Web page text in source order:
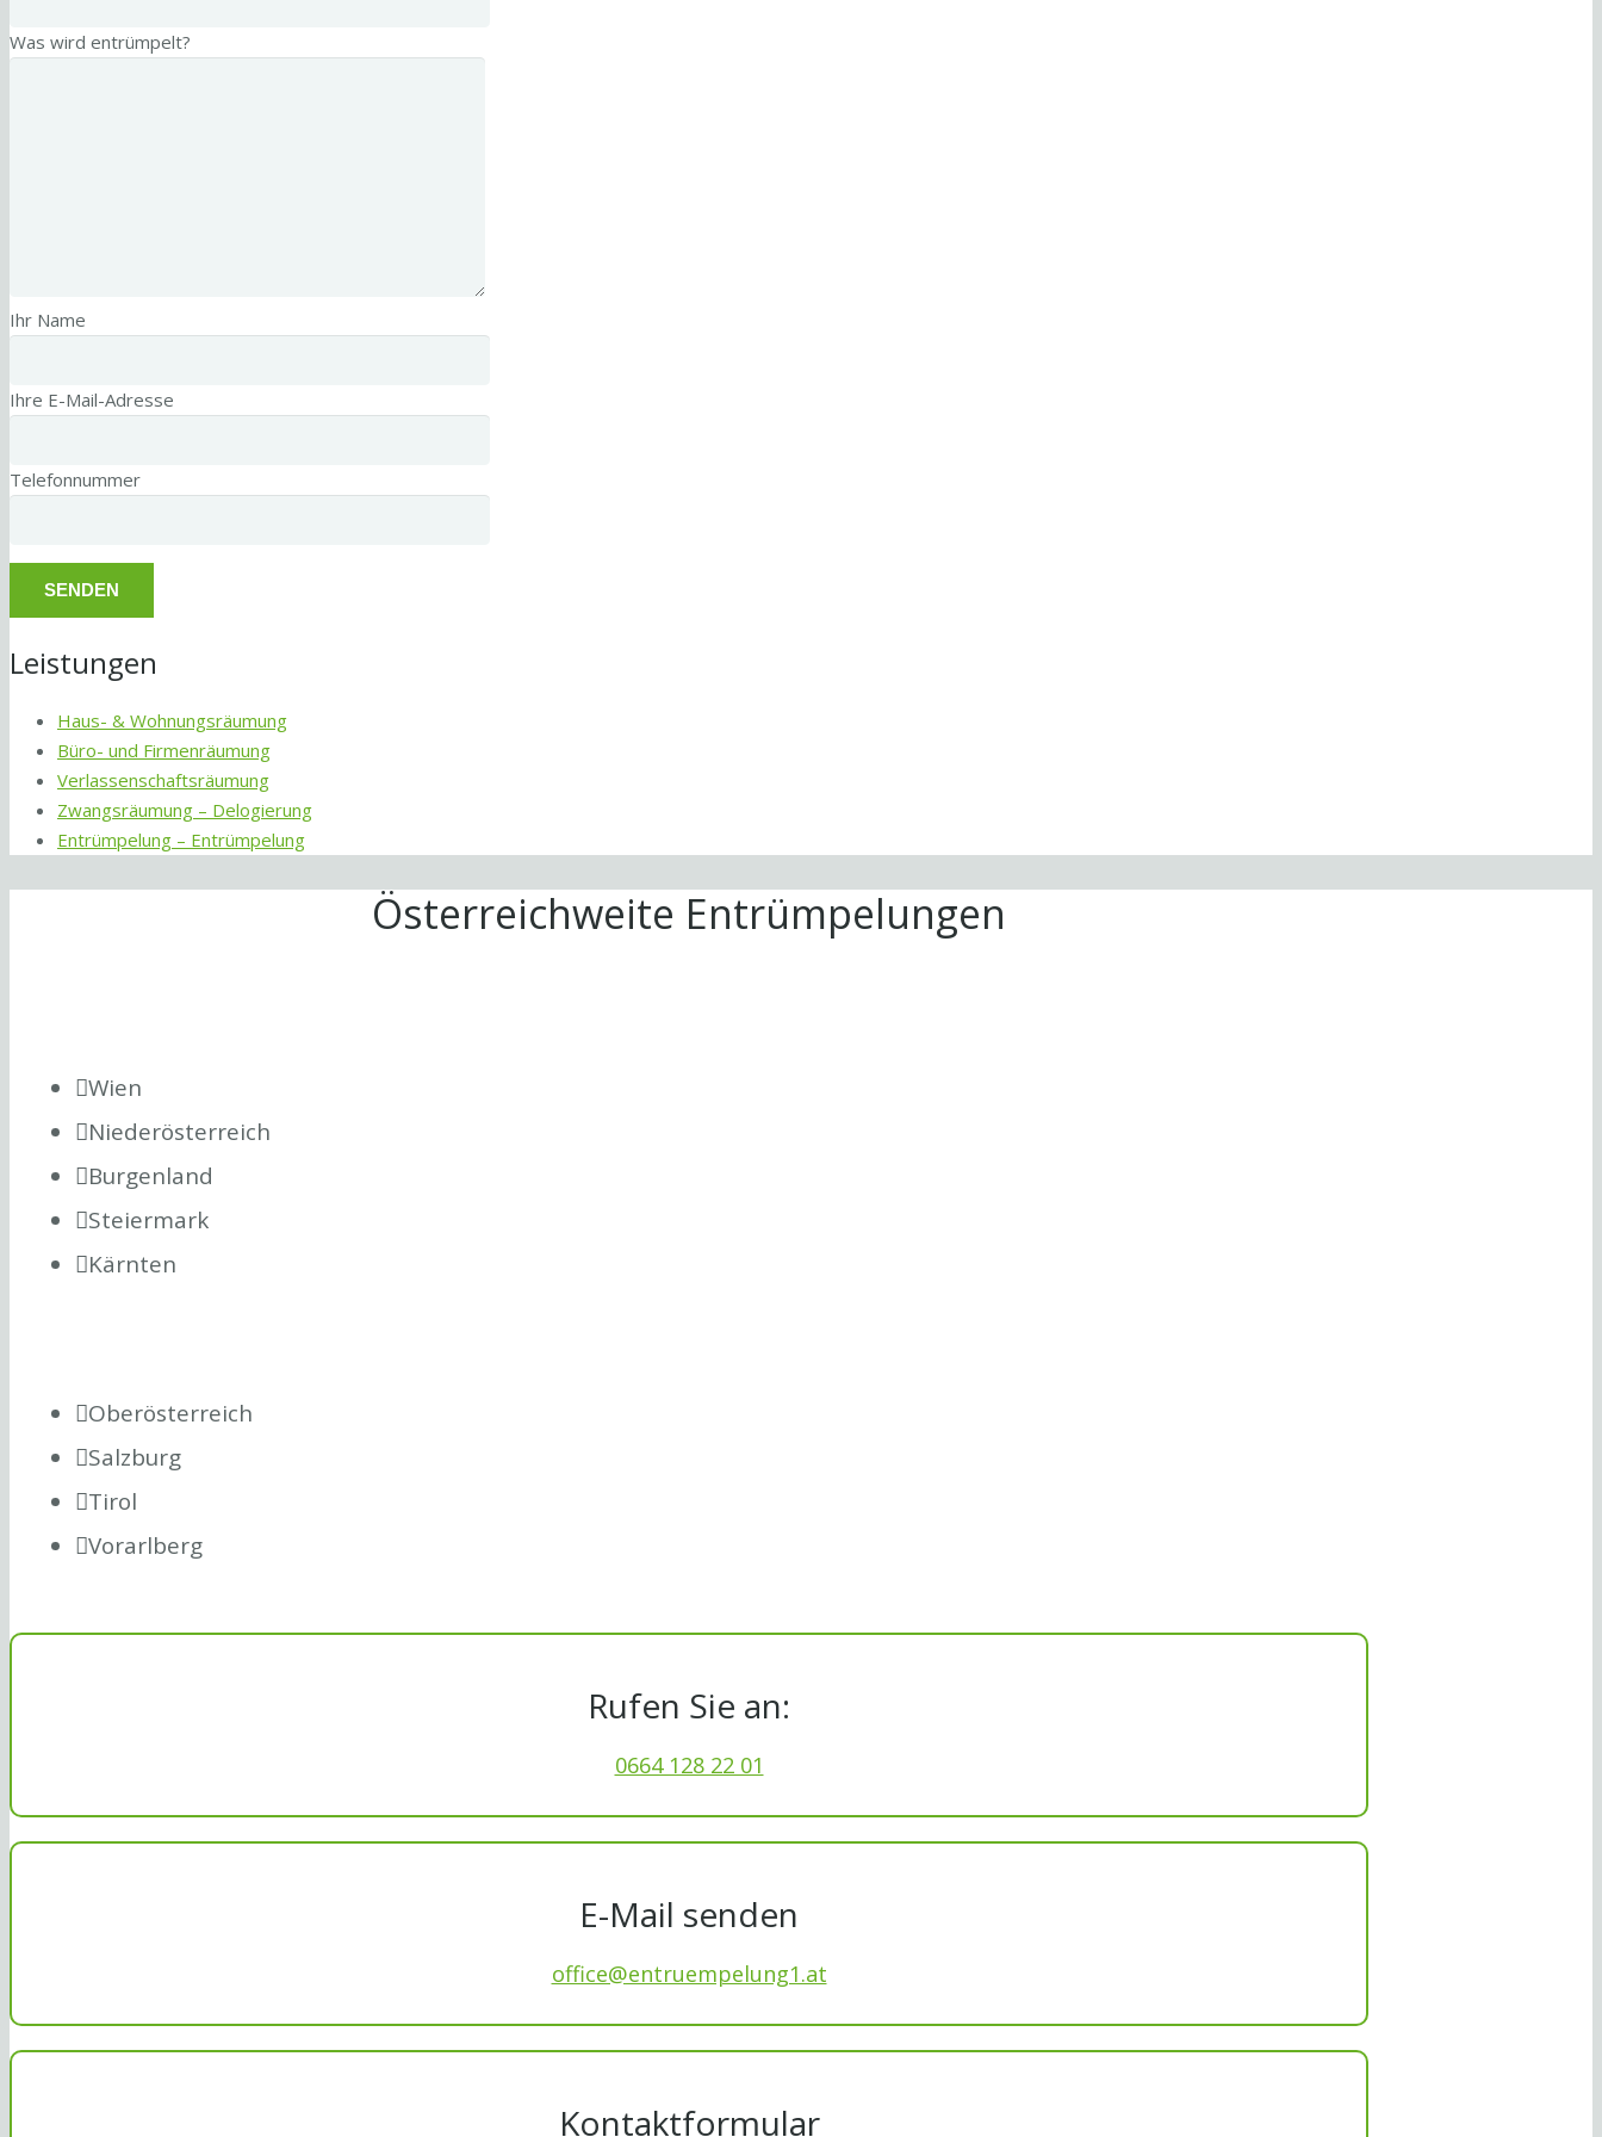
Was wird entrümpelt?
Ihr Name
Ihre E-Mail-Adresse
Telefonnummer
Leistungen
Haus- & Wohnungsräumung
Büro- und Firmenräumung
Verlassenschaftsräumung
Zwangsräumung – Delogierung
Entrümpelung – Entrümpelung
Österreichweite Entrümpelungen
Wien
Niederösterreich
Burgenland
Steiermark
Kärnten
Oberösterreich
Salzburg
Tirol
Vorarlberg
Rufen Sie an:
0664 128 22 01
E-Mail senden
office@entruempelung1.at
Kontaktformular